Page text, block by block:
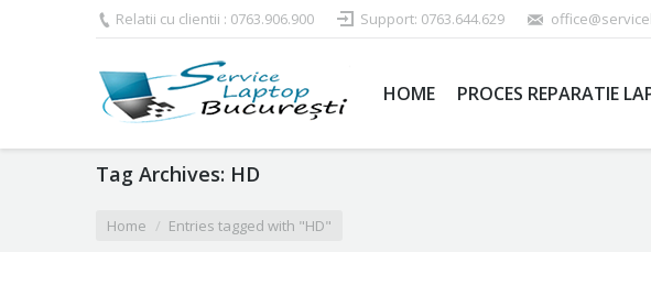
Relatii cu clientii : 0763.906.900 Support: 0763.644.629
HOME PROCES REPARATIE
Tag Archives: HD
Home Entries tagged with "HD"